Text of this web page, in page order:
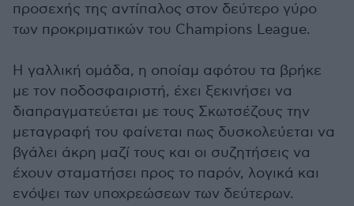
προσεχής της αντίπαλος στον δεύτερο γύρο
των προκριματικών του Champions League.
Η γαλλική ομάδα, η οποίαμ αφότου τα βρήκε
με τον ποδοσφαιριστή, έχει ξεκινήσει να
διαπραγματεύεται με τους Σκωτσέζους την
μεταγραφή του φαίνεται πως δυσκολεύεται να
βγάλει άκρη μαζί τους και οι συζητήσεις να
έχουν σταματήσει προς το παρόν, λογικά και
ενόψει των υποχρεώσεων των δεύτερων.